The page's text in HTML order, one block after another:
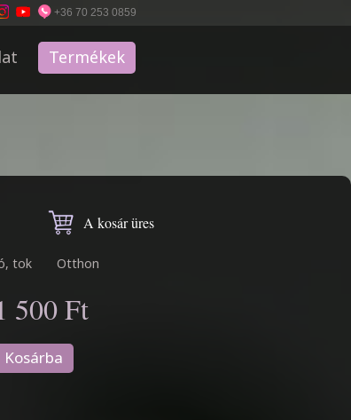
+36 70 253 0859
Termékek
A kosár üres
tok Otthon
500 Ft
Kosárba